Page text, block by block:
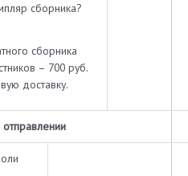
сборника?
сборника
– 700 руб.
доставку.